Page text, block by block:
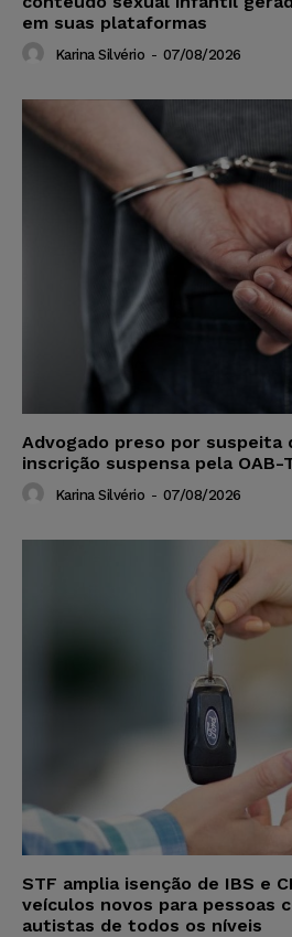
em suas plataformas
Karina Silvério - 07/08/2026
Advogado preso por
inscrição suspensa pela OAB-
Karina Silvério - 07/08/2026
STF amplia isenção de IBS e
veículos novos para pessoas
autistas de todos os níveis